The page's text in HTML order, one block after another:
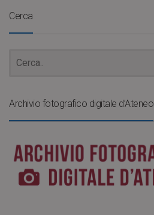
Cerca
Archivio fotografico digitale d’Ateneo